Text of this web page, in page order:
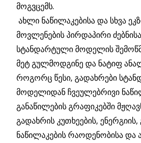
მოგვცემს.
ახლი ნაწილაკებისა და სხვა
მოვლენების პირდაპირი
სტანდარტული მოდელის
მეტ გულმოდგინე და ნატიფ
როგორც წესი, გადახრები
მოდელიდან ჩვეულებრივი
განაწილების გრაფიკებში
გადახრის კუთხეების,
ნაწილაკების რაოდენობისა და